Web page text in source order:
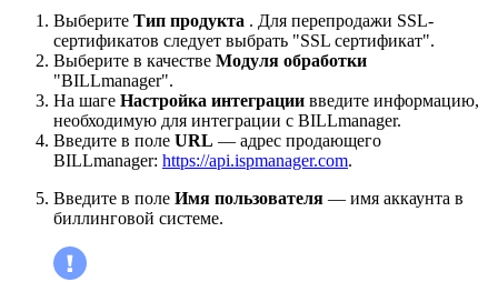
Выберите Тип продукта . Для перепродажи SSL-
сертификатов следует выбрать "SSL сертификат".
Выберите в качестве Модуля обработки
"BILLmanager".
На шаге Настройка интеграции введите информацию,
необходимую для интеграции с BILLmanager.
Введите в поле URL — адрес продающего
BILLmanager: https://api.ispmanager.com.
Введите в поле Имя пользователя — имя аккаунта в
биллинговой системе.